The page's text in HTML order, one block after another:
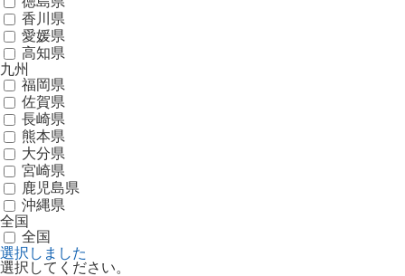
香川県
愛媛県
高知県
九州
福岡県
佐賀県
長崎県
熊本県
大分県
宮崎県
鹿児島県
沖縄県
全国
全国
選択しました
選択してください。